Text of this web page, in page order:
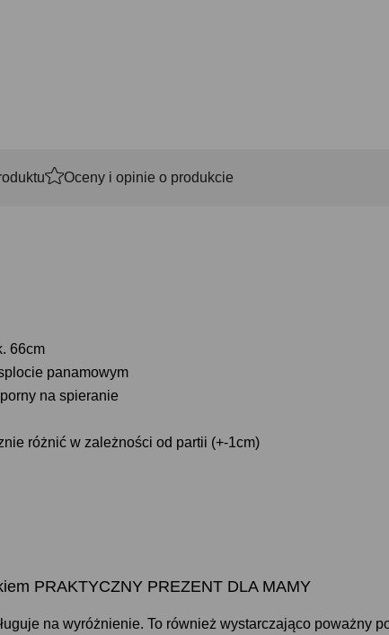
Oceny i opinie o produkcie
66cm
panamowym
na spieranie
różnić w zależności od partii (+-1cm)
PRAKTYCZNY PREZENT DLA MAMY
na wyróżnienie. To również wystarczająco poważny